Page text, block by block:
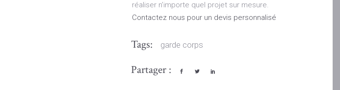
réaliser n’importe quel projet sur mesure.
Contactez nous pour un devis personnalisé
Tags: garde corps
Partager :